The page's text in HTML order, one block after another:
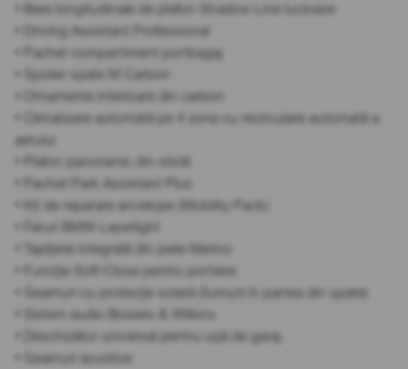
• Bare longitudinale de plafon Shadow Line lucioase
• Driving Assistant Professional
• Pachet compartiment portbagaj
• Spoiler spate M Carbon
• Ornamente interioare din carbon
• Climatizare automată pe 4 zone cu recirculare automată a
aerului
• Plafon panoramic din sticlă
• Pachet Park Assistant Plus
• Kit de reparare anvelope (Mobility Pack)
• Faruri BMW Laserlight
• Tapițerie integrală din piele Merino
• Funcție Soft-Close pentru portiere
• Geamuri cu protecție solară (fumurii în partea din spate)
• Sistem audio Bowers & Wilkins
• Deschizător universal pentru ușă de garaj
• Geamuri acustice